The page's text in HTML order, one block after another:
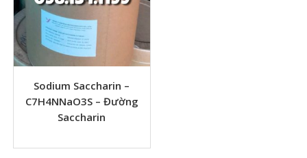
Sodium Saccharin –
C7H4NNaO3S – Đường
Saccharin